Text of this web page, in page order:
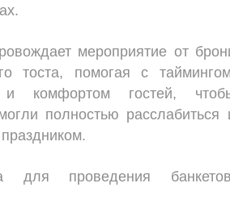
мероприятие от
тоста, помогая с
и комфортом гостей,
полностью расслабиться
для проведения